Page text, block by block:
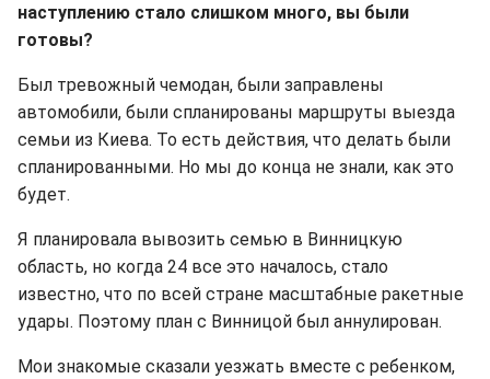
наступлению стало слишком много, вы были
готовы?
Был тревожный чемодан, были заправлены
автомобили, были спланированы маршруты выезда
семьи из Киева. То есть действия, что делать были
спланированными. Но мы до конца не знали, как это
будет.
Я планировала вывозить семью в Винницкую
область, но когда 24 все это началось, стало
известно, что по всей стране масштабные ракетные
удары. Поэтому план с Винницой был аннулирован.
Мои знакомые сказали уезжать вместе с ребенком,